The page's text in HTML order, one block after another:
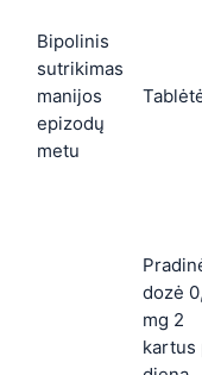
Bipolinis
sutrikimas
manijos
epizodų
metu
dozė
mg 2
kartus